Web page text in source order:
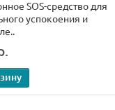
SOS-средство для
успокоения и